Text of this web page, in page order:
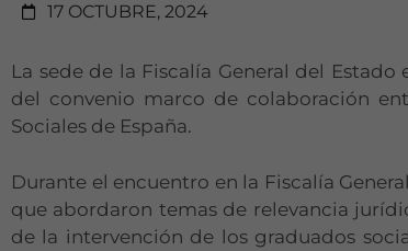
17 OCTUBRE, 2024
La sede de la Fiscalía General del
del convenio marco de colaboración
Sociales de España.
Durante el encuentro en la Fiscalía
que abordaron temas de relevancia
de la intervención de los graduados